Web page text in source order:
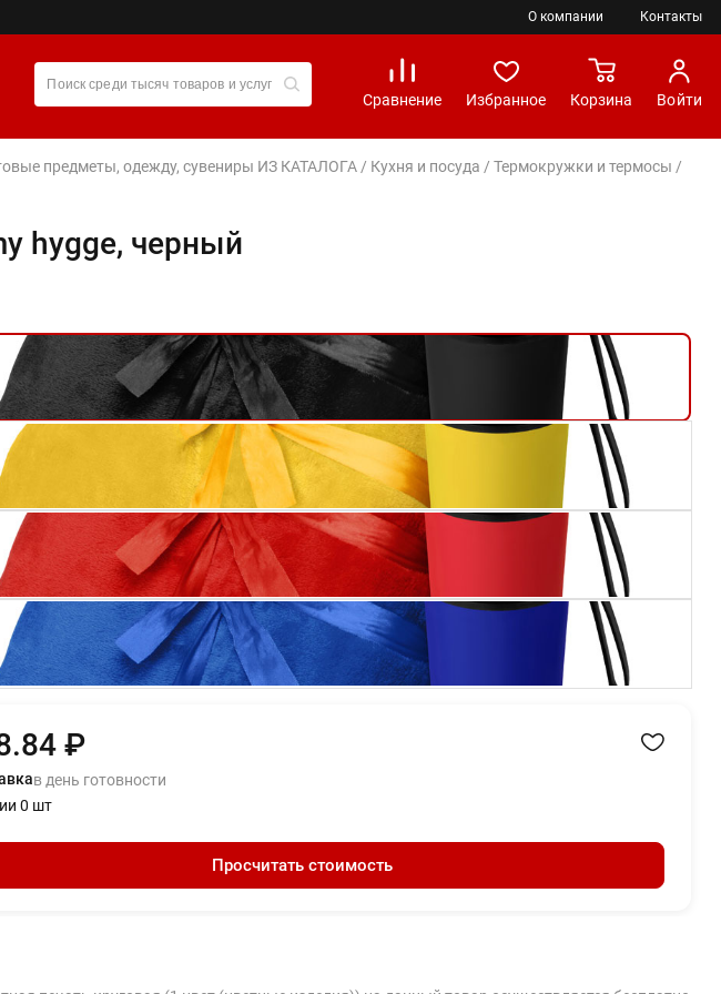
О компании Контакты
Сравнение Избранное Корзина Войти
предметы, одежду, сувениры ИЗ КАТАЛОГА / Кухня и посуда / Термокружки и термосы /
hygge, черный
₽
в день готовности
0 шт
Просчитать стоимость